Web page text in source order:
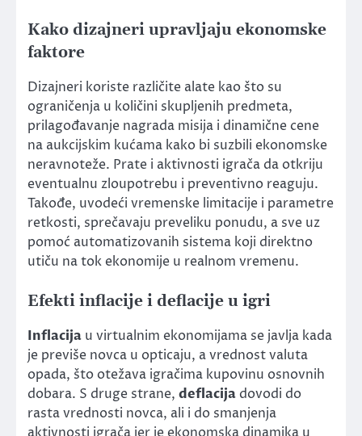
Kako dizajneri upravljaju ekonomske
faktore
Dizajneri koriste različite alate kao što su
ograničenja u količini skupljenih predmeta,
prilagođavanje nagrada misija i dinamične cene
na aukcijskim kućama kako bi suzbili ekonomske
neravnoteže. Prate i aktivnosti igrača da otkriju
eventualnu zloupotrebu i preventivno reaguju.
Takođe, uvodeći vremenske limitacije i parametre
retkosti, sprečavaju preveliku ponudu, a sve uz
pomoć automatizovanih sistema koji direktno
utiču na tok ekonomije u realnom vremenu.
Efekti inflacije i deflacije u igri
Inflacija u virtualnim ekonomijama se javlja kada
je previše novca u opticaju, a vrednost valuta
opada, što otežava igračima kupovinu osnovnih
dobara. S druge strane, deflacija dovodi do
rasta vrednosti novca, ali i do smanjenja